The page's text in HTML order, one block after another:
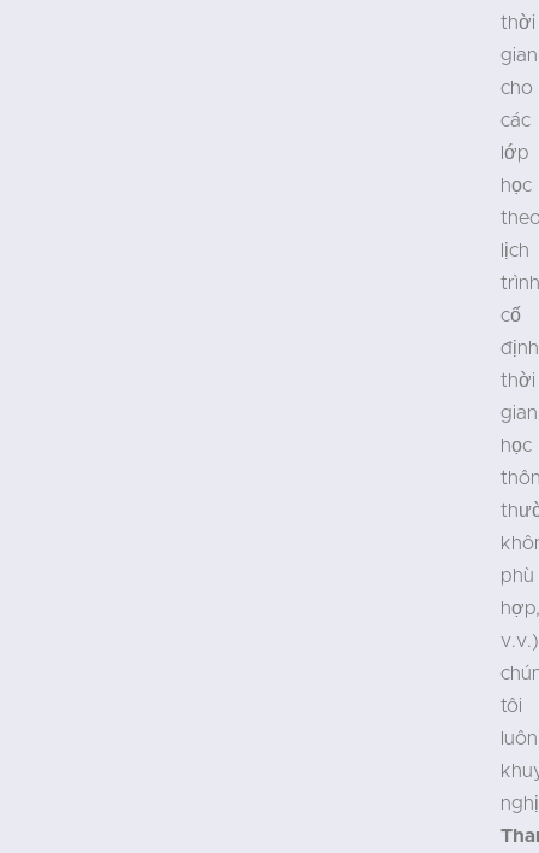
thời
gian
cho
các
lớp
học
lịch
trình
cố
thời
gian
học
phù
hợp,
tôi
luôn
nghị